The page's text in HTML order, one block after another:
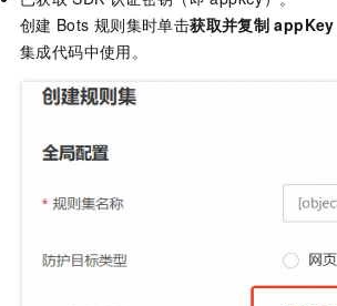
创建 Bots 规则集时单击获取并复制 appKey
集成代码中使用。